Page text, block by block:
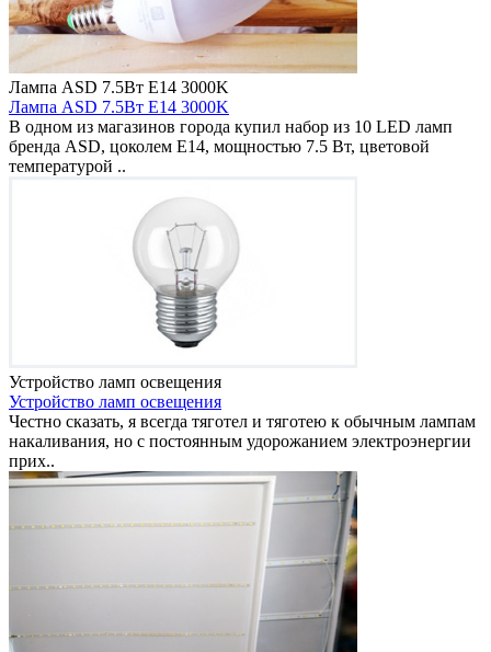
Лампа ASD 7.5Вт E14 3000K
Лампа ASD 7.5Вт E14 3000K
В одном из магазинов города купил набор из 10 LED ламп
бренда ASD, цоколем E14, мощностью 7.5 Вт, цветовой
температурой ..
Устройство ламп освещения
Устройство ламп освещения
Честно сказать, я всегда тяготел и тяготею к обычным лампам
накаливания, но с постоянным удорожанием электроэнергии
прих..